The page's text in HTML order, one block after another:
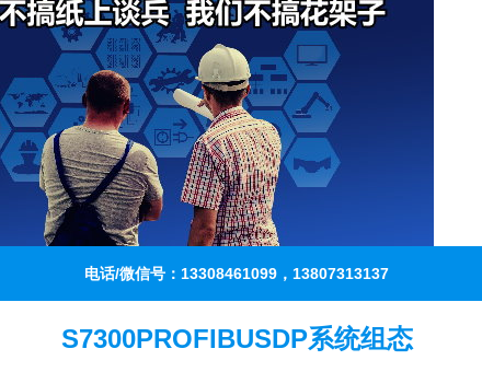
电话/微信号：13308461099，13807313137
S7300PROFIBUSDP系统组态